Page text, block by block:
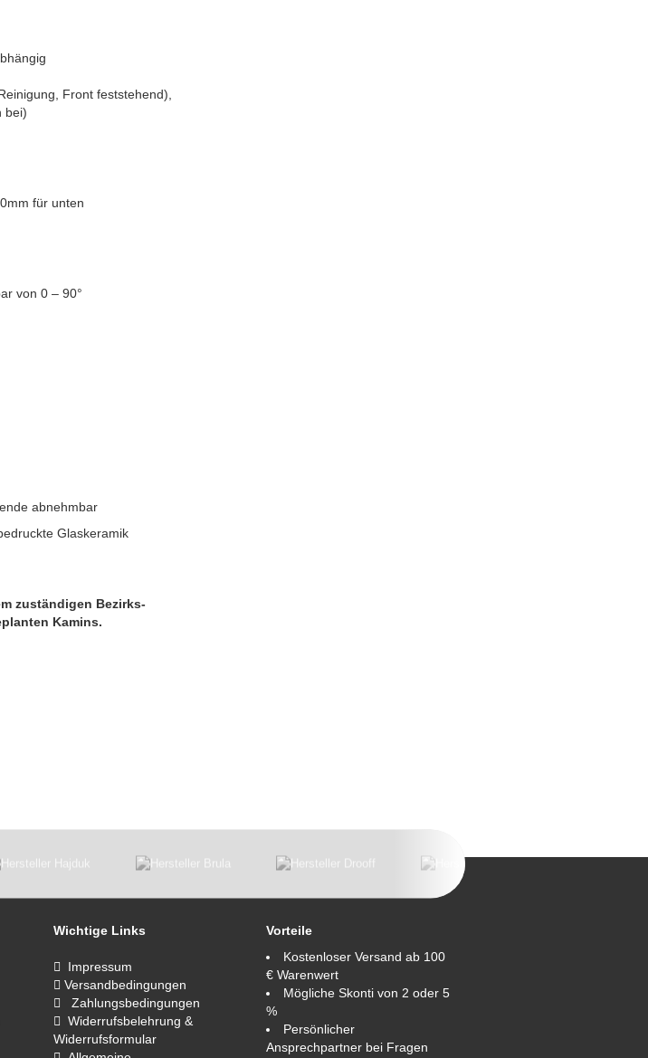
Front feststehend),
bei)
für unten
von 0 – 90°
abnehmbar
Glaskeramik
zuständigen Bezirks-
Kamins.
Wichtige Links
Impressum
Versandbedingungen
Zahlungsbedingungen
Widerrufsbelehrung &
Widerrufsformular
Vorteile
Kostenloser Versand ab 100
€ Warenwert
Mögliche Skonti von 2 oder 5
%
Persönlicher
Ansprechpartner bei Fragen